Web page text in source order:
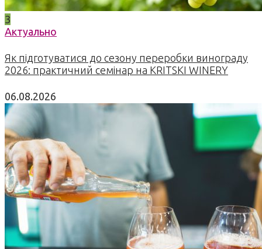
3
Актуально
Як підготуватися до сезону переробки винограду
2026: практичний семінар на KRITSKI WINERY
06.08.2026